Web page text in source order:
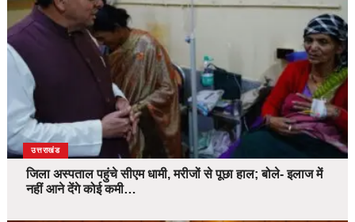
उत्तराखंड
जिला अस्पताल पहुंचे सीएम धामी, मरीजों से पूछा हाल; बोले- इलाज में
नहीं आने देंगे कोई कमी…